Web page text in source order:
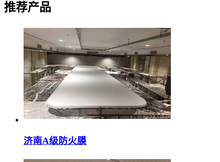
推荐产品
济南A级防火膜